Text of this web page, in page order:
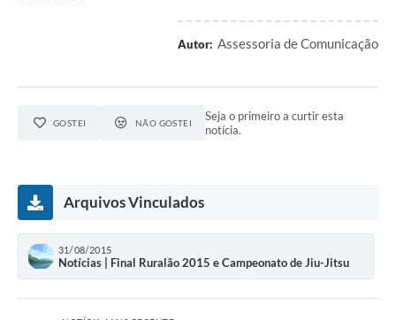
Autor: Assessoria de Comunicação
GOSTEI NÃO GOSTEI
Seja o primeiro a curtir esta
notícia.
Arquivos Vinculados
31/08/2015
Notícias | Final Ruralão 2015 e Campeonato de Jiu-Jitsu